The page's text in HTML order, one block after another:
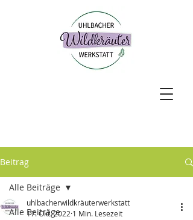
Beitrag
Alle Beiträge
Alle Beiträge
uhlbacherwildkräuterwerkstatt
17. Okt. 2022 1 Min. Lesezeit